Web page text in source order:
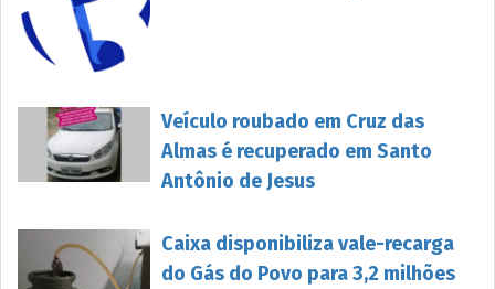
Veículo roubado em Cruz das
Almas é recuperado em Santo
Antônio de Jesus
Caixa disponibiliza vale-recarga
do Gás do Povo para 3,2 milhões